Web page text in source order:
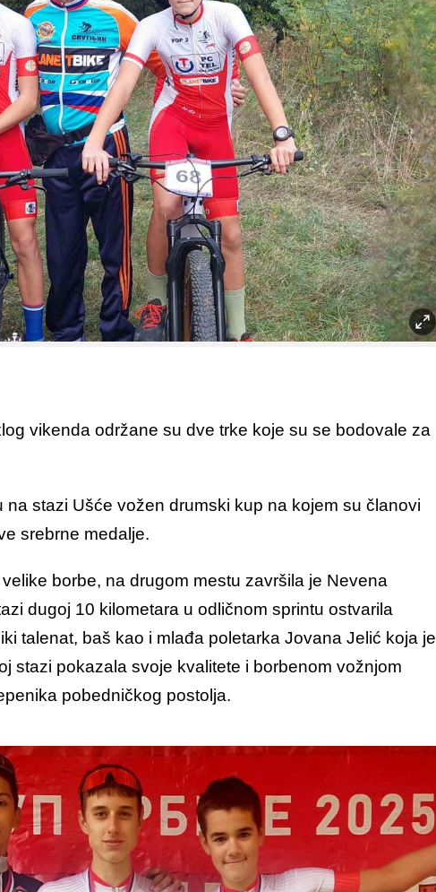
vikenda održane su dve trke koje su se bodovale za
na stazi Ušće vožen drumski kup na kojem su članovi
srebrne medalje.
borbe, na drugom mestu završila je Nevena
dugoj 10 kilometara u odličnom sprintu ostvarila
talenat, baš kao i mlađa poletarka Jovana Jelić koja je
stazi pokazala svoje kvalitete i borbenom vožnjom
pobedničkog postolja.